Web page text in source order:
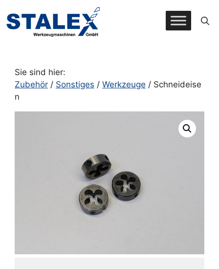
Inhalt
springen
Sie sind hier:
Zubehör / Sonstiges / Werkzeuge / Schneideise
n